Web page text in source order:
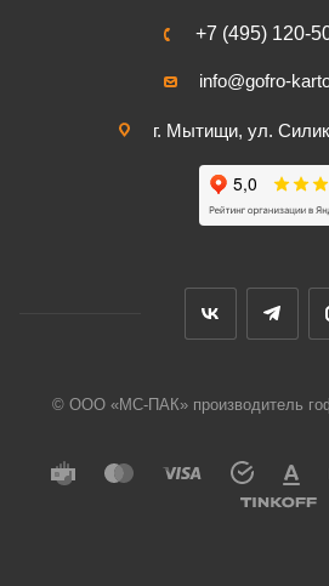
+7 (495) 120-
info@gofro-
г. Мытищи, ул.
© ООО «МС-ПАК» производитель